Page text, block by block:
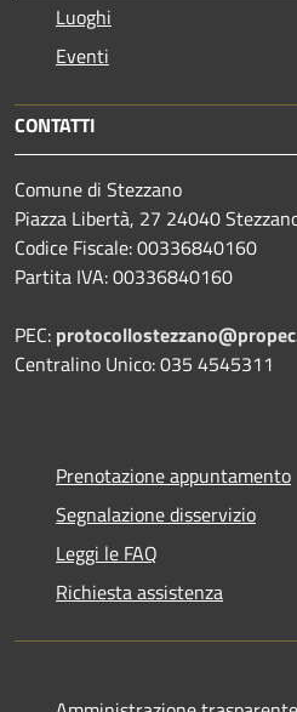
Luoghi
Eventi
CONTATTI
Comune di Stezzano
Piazza Libertà, 27 24040
Codice Fiscale: 00336840160
Partita IVA: 00336840160
PEC:
Centralino Unico: 035 4545311
Prenotazione appuntamento
Segnalazione disservizio
Leggi le FAQ
Richiesta assistenza